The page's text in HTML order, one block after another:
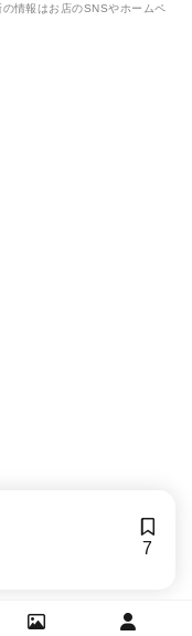
情報はお店のSNSやホームペ
7